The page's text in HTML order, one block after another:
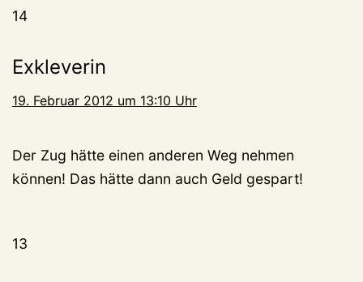
14
Exkleverin
19. Februar 2012 um 13:10 Uhr
Der Zug hätte einen anderen Weg nehmen
können! Das hätte dann auch Geld gespart!
13